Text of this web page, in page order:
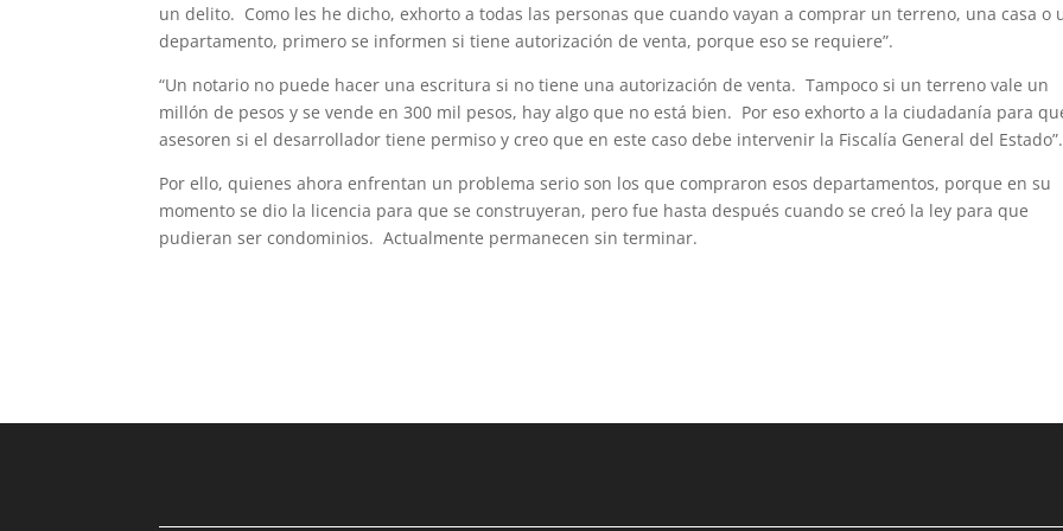
un delito. Como les he dicho, exhorto a todas las personas que cuando vayan a comprar un terreno, una casa o
departamento, primero se informen si tiene autorización de venta, porque eso se requiere”.
“Un notario no puede hacer una escritura si no tiene una autorización de venta. Tampoco si un terreno vale un
millón de pesos y se vende en 300 mil pesos, hay algo que no está bien. Por eso exhorto a la ciudadanía para
asesoren si el desarrollador tiene permiso y creo que en este caso debe intervenir la Fiscalía General del Estado”.
Por ello, quienes ahora enfrentan un problema serio son los que compraron esos departamentos, porque en su
momento se dio la licencia para que se construyeran, pero fue hasta después cuando se creó la ley para que
pudieran ser condominios. Actualmente permanecen sin terminar.